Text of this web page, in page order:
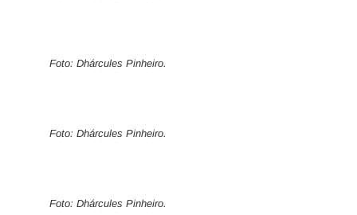
Foto: Dhárcules Pinheiro.
Foto: Dhárcules Pinheiro.
Foto: Dhárcules Pinheiro.